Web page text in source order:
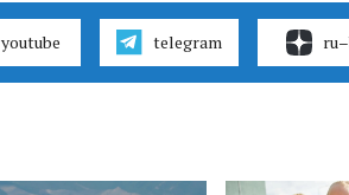
youtube telegram